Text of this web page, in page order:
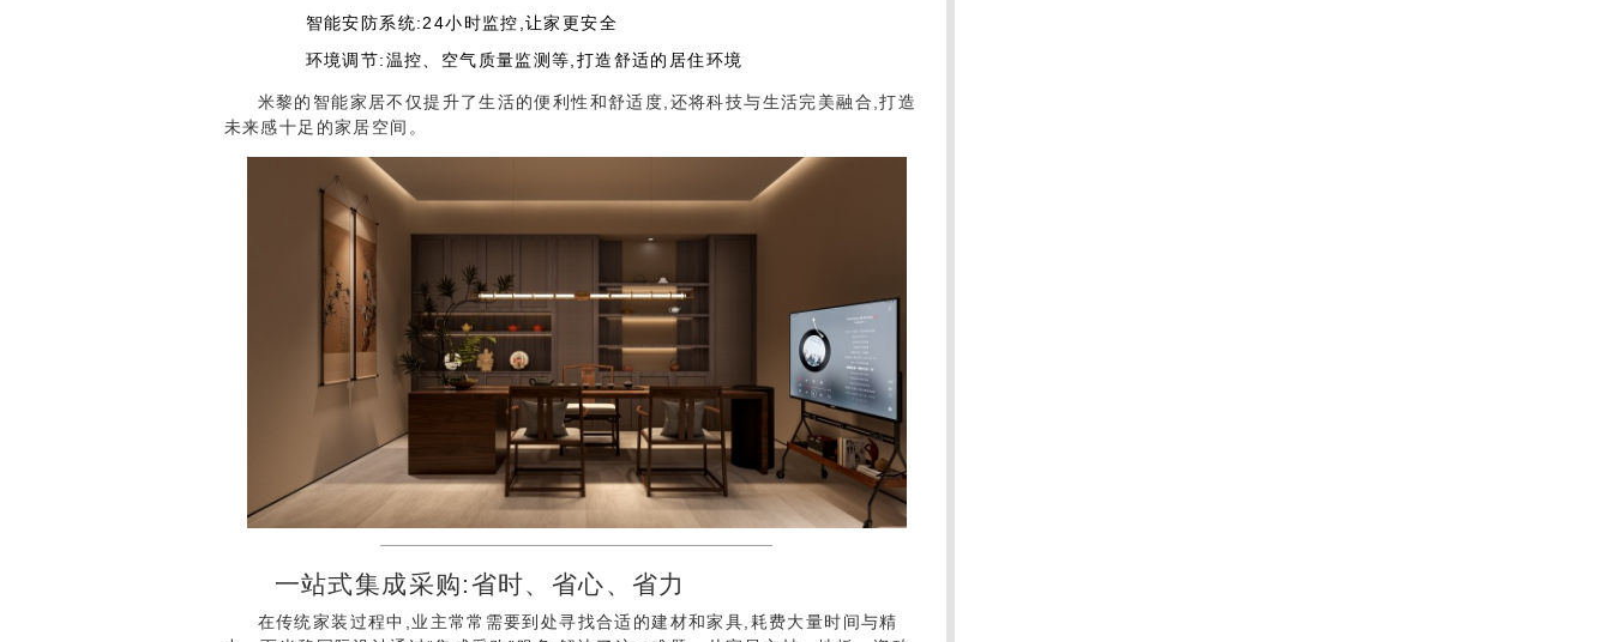
智能安防系统:24小时监控,让家更安全
环境调节:温控、空气质量监测等,打造舒适的居住环境
米黎的智能家居不仅提升了生活的便利性和舒适度,还将科技与生活完美融合,打造
未来感十足的家居空间。
一站式集成采购:省时、省心、省力
在传统家装过程中,业主常常需要到处寻找合适的建材和家具,耗费大量时间与精